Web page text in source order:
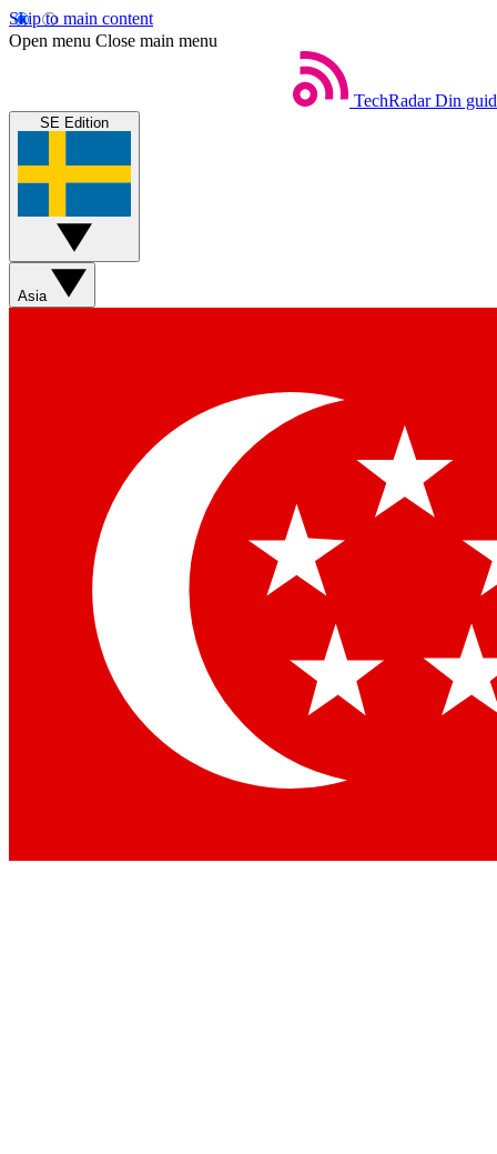
Skip to main content
Open menu Close main menu
TechRadar Din
SE Edition
Asia